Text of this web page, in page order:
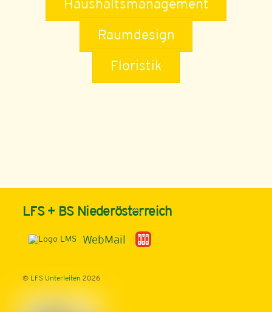
Haushaltsmanagement
Raumdesign
Floristik
Back
To
Top
LFS + BS Niederösterreich
WebMail
© LFS Unterleiten 2026